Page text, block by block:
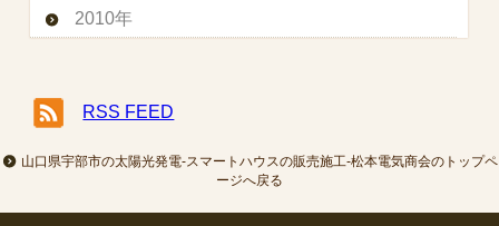
2010年
RSS FEED
山口県宇部市の太陽光発電-スマートハウスの販売施工-松本電気商会のトップペ
ージへ戻る